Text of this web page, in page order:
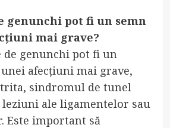
genunchi pot fi un semn
mai grave?
de genunchi pot fi un
afecțiuni mai grave,
sindromul de tunel
leziuni ale ligamentelor sau
Este important să